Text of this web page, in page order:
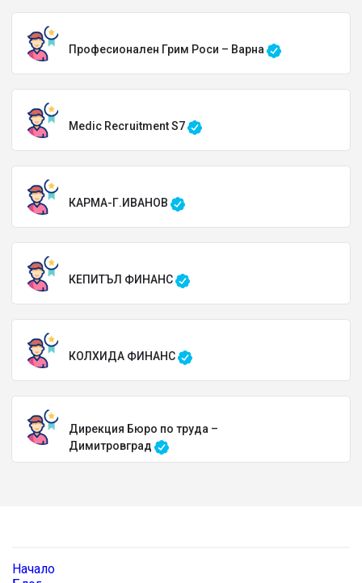
Професионален Грим Роси – Варна
Medic Recruitment S7
КАРМА-Г.ИВАНОВ
КЕПИТЪЛ ФИНАНС
КОЛХИДА ФИНАНС
Дирекция Бюро по труда –
Димитровград
Начало